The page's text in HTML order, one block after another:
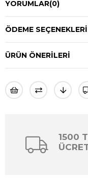
YORUMLAR(0)
ÖDEME SEÇENEKLERI
ÜRÜN ÖNERILERI
1500